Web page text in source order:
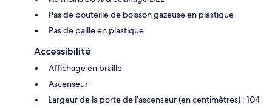
Pas de bouteille de boisson gazeuse en plastique
Pas de paille en plastique
Accessibilité
Affichage en braille
Ascenseur
Largeur de la porte de l’ascenseur (en centimètres) : 104